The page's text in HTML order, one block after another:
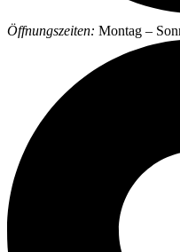
Öffnungszeiten: Montag –